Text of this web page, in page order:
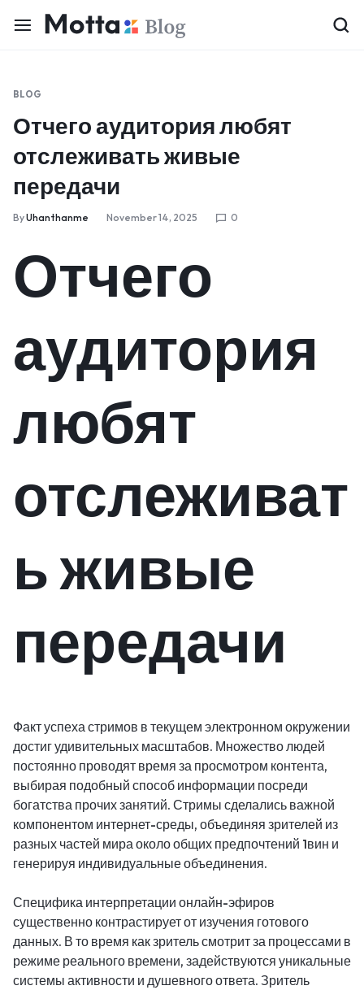
BLOG
Отчего аудитория любят
отслеживать живые
передачи
ByUhanthanme November 14, 2025 0
Отчего
аудитория
любят
отслеживат
ь живые
передачи
Факт успеха стримов в текущем электронном окружении
достиг удивительных масштабов. Множество людей
постоянно проводят время за просмотром контента,
выбирая подобный способ информации посреди
богатства прочих занятий. Стримы сделались важной
компонентом интернет-среды, объединяя зрителей из
разных частей мира около общих предпочтений 1вин и
генерируя индивидуальные объединения.
Специфика интерпретации онлайн-эфиров
существенно контрастирует от изучения готового
данных. В то время как зритель смотрит за процессами в
режиме реального времени, задействуются уникальные
системы активности и душевного ответа. Зритель